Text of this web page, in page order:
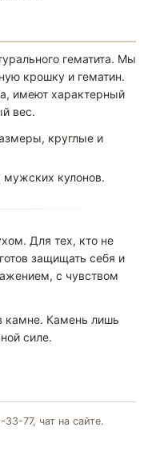
гематита. Мы
крошку и гематин.
имеют характерный
вес.
круглые и
кулонов.
Для тех, кто не
защищать себя и
с чувством
камне. Камень лишь
силе.
77, чат на сайте.